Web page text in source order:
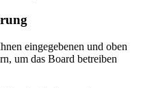
eingegebenen und oben
um das Board betreiben